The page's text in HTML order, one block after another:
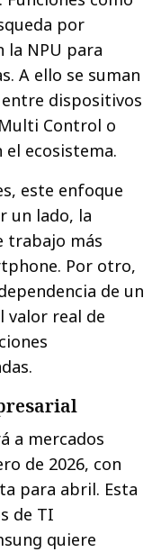
por
la NPU para
A ello se suman
dispositivos
Control o
el ecosistema.
este enfoque
un lado, la
trabajo más
Por otro,
de un
valor real de
a mercados
de 2026, con
para abril. Esta
de TI
quiere